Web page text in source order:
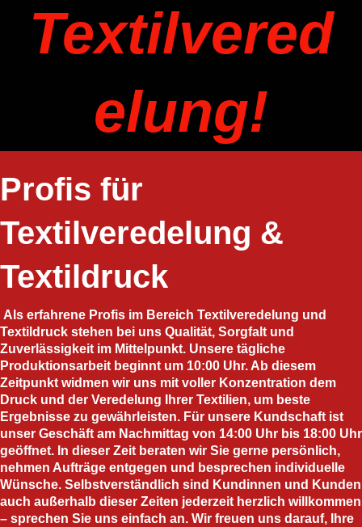
Textilvered
elung!
Profis für
Textilveredelung &
Textildruck
Als erfahrene Profis im Bereich Textilveredelung und
Textildruck stehen bei uns Qualität, Sorgfalt und
Zuverlässigkeit im Mittelpunkt. Unsere tägliche
Produktionsarbeit beginnt um 10:00 Uhr. Ab diesem
Zeitpunkt widmen wir uns mit voller Konzentration dem
Druck und der Veredelung Ihrer Textilien, um beste
Ergebnisse zu gewährleisten. Für unsere Kundschaft ist
unser Geschäft am Nachmittag von 14:00 Uhr bis 18:00 Uhr
geöffnet. In dieser Zeit beraten wir Sie gerne persönlich,
nehmen Aufträge entgegen und besprechen individuelle
Wünsche. Selbstverständlich sind Kundinnen und Kunden
auch außerhalb dieser Zeiten jederzeit herzlich willkommen
– sprechen Sie uns einfach an. Wir freuen uns darauf, Ihre